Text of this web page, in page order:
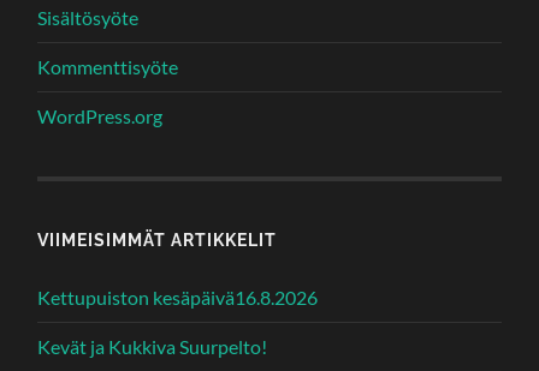
Sisältösyöte
Kommenttisyöte
WordPress.org
VIIMEISIMMÄT ARTIKKELIT
Kettupuiston kesäpäivä16.8.2026
Kevät ja Kukkiva Suurpelto!